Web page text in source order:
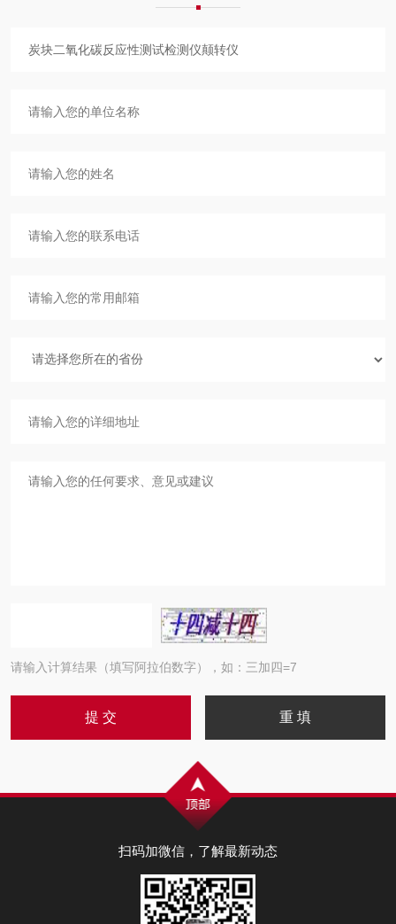
请输入计算结果（填写阿拉伯数字），如：三加四=7
扫码加微信，了解最新动态